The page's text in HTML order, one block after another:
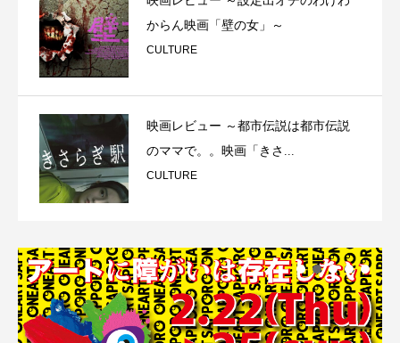
からん映画「壁の女」～
CULTURE
映画レビュー ～都市伝説は都市伝説
のママで。。映画「きさ...
CULTURE